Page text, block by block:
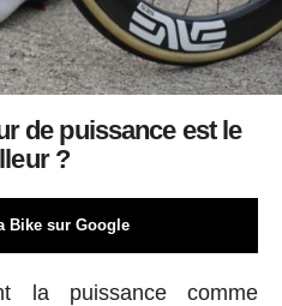
de puissance est le
?
Bike sur Google
la puissance comme